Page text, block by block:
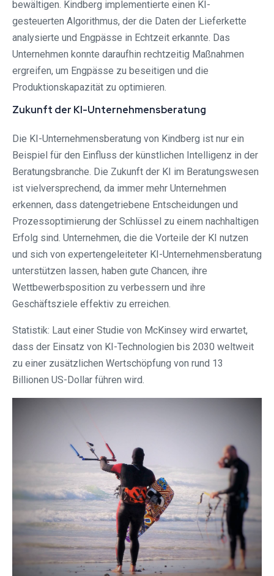
bewältigen. Kindberg implementierte einen KI-
gesteuerten Algorithmus, der die Daten der Lieferkette
analysierte und Engpässe in Echtzeit erkannte. Das
Unternehmen konnte daraufhin rechtzeitig Maßnahmen
ergreifen, um Engpässe zu beseitigen und die
Produktionskapazität zu optimieren.
Zukunft der KI-Unternehmensberatung
Die KI-Unternehmensberatung von Kindberg ist nur ein
Beispiel für den Einfluss der künstlichen Intelligenz in der
Beratungsbranche. Die Zukunft der KI im Beratungswesen
ist vielversprechend, da immer mehr Unternehmen
erkennen, dass datengetriebene Entscheidungen und
Prozessoptimierung der Schlüssel zu einem nachhaltigen
Erfolg sind. Unternehmen, die die Vorteile der KI nutzen
und sich von expertengeleiteter KI-Unternehmensberatung
unterstützen lassen, haben gute Chancen, ihre
Wettbewerbsposition zu verbessern und ihre
Geschäftsziele effektiv zu erreichen.
Statistik: Laut einer Studie von McKinsey wird erwartet,
dass der Einsatz von KI-Technologien bis 2030 weltweit
zu einer zusätzlichen Wertschöpfung von rund 13
Billionen US-Dollar führen wird.